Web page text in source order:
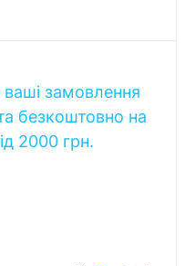
замовлення
безкоштовно на
2000 грн.